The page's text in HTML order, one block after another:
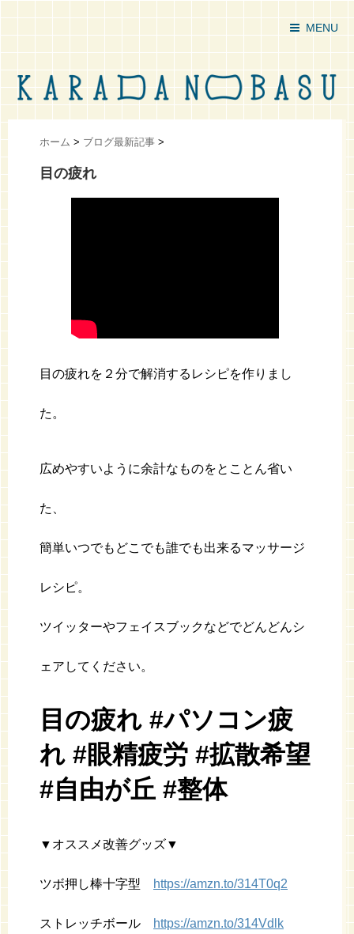
MENU
ホーム > ブログ最新記事 >
目の疲れ
目の疲れを２分で解消するレシピを作りまし
た。
広めやすいように余計なものをとことん省い
た、
簡単いつでもどこでも誰でも出来るマッサージ
レシピ。
ツイッターやフェイスブックなどでどんどんシ
ェアしてください。
目の疲れ #パソコン疲
れ #眼精疲労 #拡散希望
#自由が丘 #整体‬
▼オススメ改善グッズ▼
ツボ押し棒十字型 https://amzn.to/314T0q2
ストレッチボール https://amzn.to/314Vdlk